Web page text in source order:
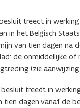
treedt in
in het Belgisch
van tien dagen na
de onmiddellijke of
(zie
treedt in
tien dagen vanaf de